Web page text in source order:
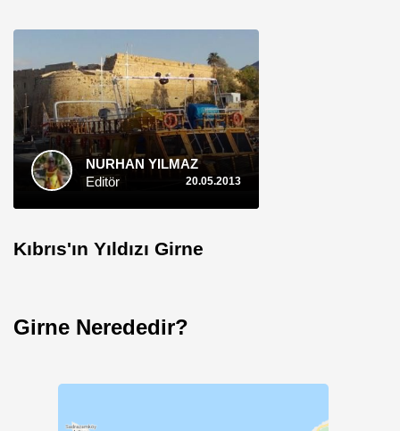
NURHAN YILMAZ
Editör
20.05.2013
Kıbrıs'ın Yıldızı Girne
Girne Nerededir?